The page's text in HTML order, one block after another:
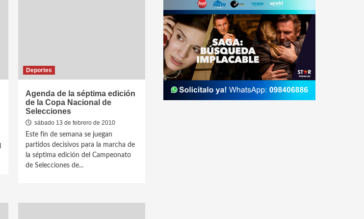
Deportes
Agenda de la séptima edición
de la Copa Nacional de
Selecciones
sábado 13 de febrero de 2010
Este fin de semana se juegan
partidos decisivos para la marcha de
la séptima edición del Campeonato
de Selecciones de...